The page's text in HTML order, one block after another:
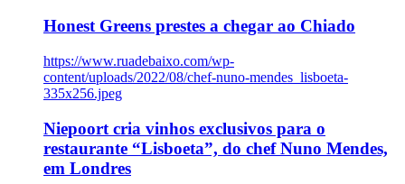
Honest Greens prestes a chegar ao Chiado
https://www.ruadebaixo.com/wp-
content/uploads/2022/08/chef-nuno-mendes_lisboeta-
335x256.jpeg
Niepoort cria vinhos exclusivos para o
restaurante “Lisboeta”, do chef Nuno Mendes,
em Londres